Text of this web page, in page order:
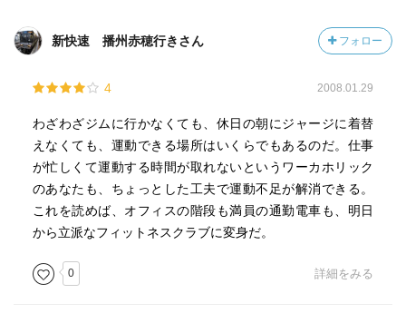
読書の速度（時間がかかった・普通・一気に読んだ）
［ 参考となる書評 ］
新快速 播州赤穂行きさん フォロー
4 2008.01.29
わざわざジムに行かなくても、休日の朝にジャージに着替
えなくても、運動できる場所はいくらでもあるのだ。仕事
が忙しくて運動する時間が取れないというワーカホリック
のあなたも、ちょっとした工夫で運動不足が解消できる。
これを読めば、オフィスの階段も満員の通勤電車も、明日
から立派なフィットネスクラブに変身だ。
0 詳細をみる